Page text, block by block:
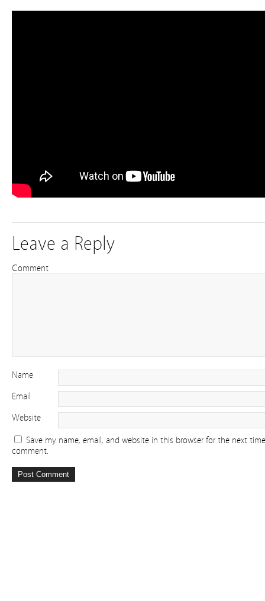
Leave a Reply
Comment
Name
Email
Website
Save my name, email, and website in this browser for the next
comment.